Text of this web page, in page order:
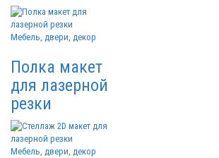
Мебель, двери, декор
Полка макет
для лазерной
резки
Мебель, двери, декор